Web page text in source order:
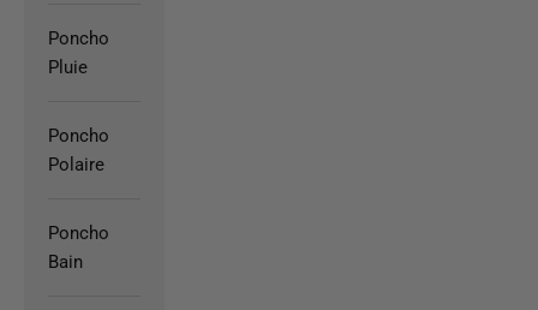
Poncho
Pluie
Poncho
Polaire
Poncho
Bain